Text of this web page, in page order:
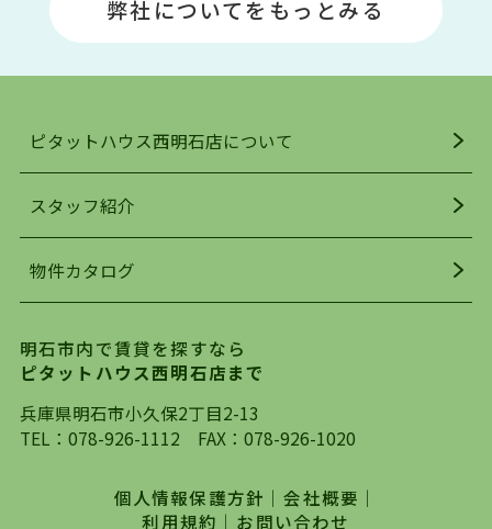
駅」周辺には、ビブレ・イオンをはじめとした買
い物施設も多くあり、買い物にも困りません。
明石駅・西明石駅を中心に、明石市・神戸市西区
でお部屋探している方は、ぜひ当ＨＰにて物件を
お探しになってください。弊社は、スタッフの平
を行っており地域最大級の情報取扱量を誇ってお
ります。店頭で限られた物件をご紹介する、従来
自身でインターネットを利用し、理想のお部屋を
探していただき、選択していただいた物件情報に
対して、専門知識を持ったスタッフがサポートさ
せていただくスタイルを心がけております。私た
は、一度だけでは終わらない、お客様との末長い
お付き合いです。初めての一人暮らしから、就
弊社についてをもっとみる
ピタットハウス西明石店について
スタッフ紹介
物件カタログ
明石市内で賃貸を探すなら
ピタットハウス西明石店まで
兵庫県明石市小久保2丁目2-13
TEL： 078-926-1112 FAX：078-926-1020
個人情報保護方針 ｜会社概要 ｜
利用規約 ｜ お問い合わせ